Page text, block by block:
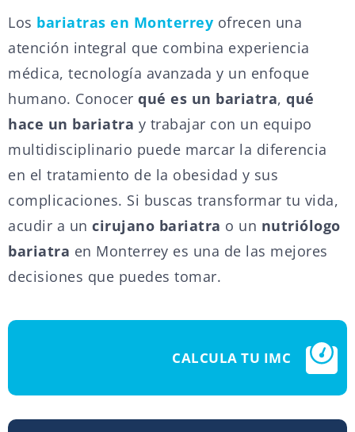
Los bariatras en Monterrey ofrecen una
atención integral que combina experiencia
médica, tecnología avanzada y un enfoque
humano. Conocer qué es un bariatra, qué
hace un bariatra y trabajar con un equipo
multidisciplinario puede marcar la diferencia
en el tratamiento de la obesidad y sus
complicaciones. Si buscas transformar tu vida,
acudir a un cirujano bariatra o un nutriólogo
bariatra en Monterrey es una de las mejores
decisiones que puedes tomar.
CALCULA TU IMC